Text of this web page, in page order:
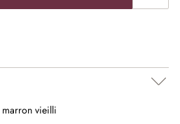
marron vieilli